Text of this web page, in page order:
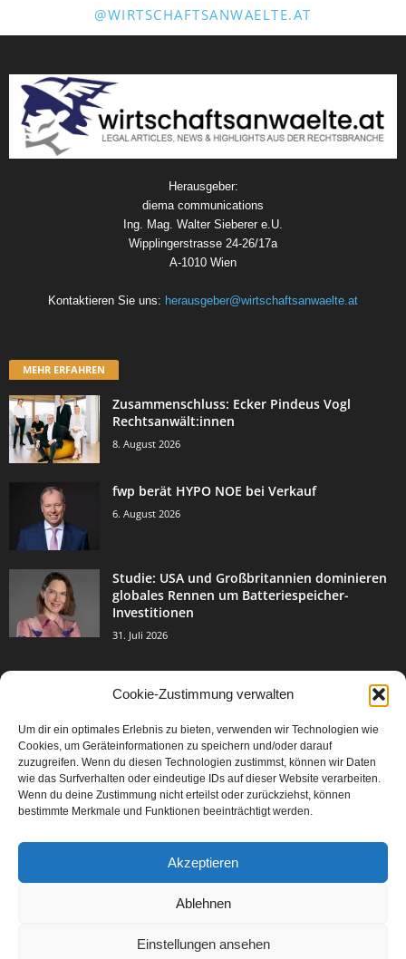
Cookie-Zustimmung verwalten
Um dir ein optimales Erlebnis zu bieten, verwenden wir Technologien wie
Cookies, um Geräteinformationen zu speichern und/oder darauf
zuzugreifen. Wenn du diesen Technologien zustimmst, können wir Daten
wie das Surfverhalten oder eindeutige IDs auf dieser Website verarbeiten.
Wenn du deine Zustimmung nicht erteilst oder zurückziehst, können
bestimmte Merkmale und Funktionen beeinträchtigt werden.
Akzeptieren
Ablehnen
Einstellungen ansehen
@WIRTSCHAFTSANWAELTE.AT
Herausgeber:
diema communications
Ing. Mag. Walter Sieberer e.U.
Wipplingerstrasse 24-26/17a
A-1010 Wien
Kontaktieren Sie uns: herausgeber@wirtschaftsanwaelte.at
MEHR ERFAHREN
Zusammenschluss: Ecker Pindeus Vogl
Rechtsanwält:innen
8. August 2026
fwp berät HYPO NOE bei Verkauf
6. August 2026
Studie: USA und Großbritannien dominieren
globales Rennen um Batteriespeicher-
Investitionen
31. Juli 2026
Events & Success 3004
Breaking News 2067
Aktuelles
Featured Article
Karriere 567